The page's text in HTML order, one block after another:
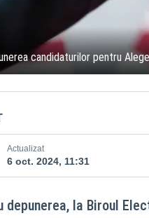
candidaturilor pentru
Actualizat
6 oct. 2024, 11:31
depunerea, la Biroul